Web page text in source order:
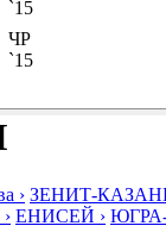
`15
ЧР
`15
› ЗЕНИТ-
ЕНИСЕЙ ›